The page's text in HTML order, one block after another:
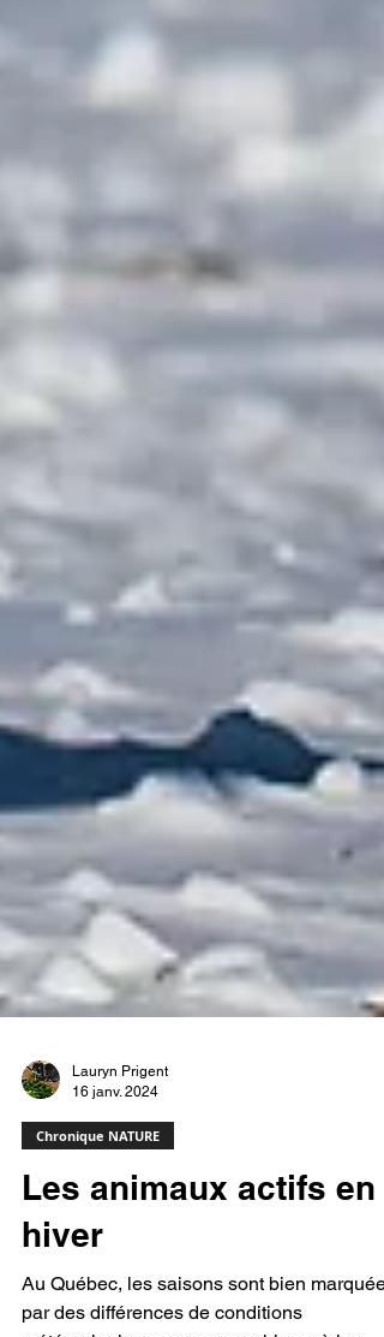
Lauryn Prigent
16 janv. 2024
Chronique NATURE
Les animaux actifs en
hiver